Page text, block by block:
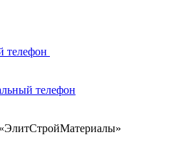
телефон
телефон